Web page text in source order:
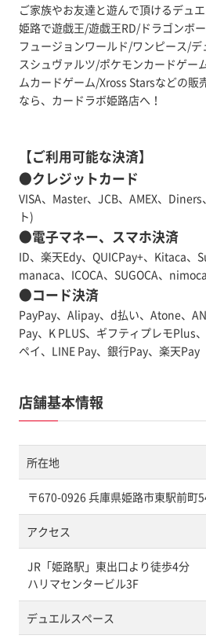
ご家族やお友達と遊んで頂けるデュ
姫路で遊戯王/遊戯王RD/ドラゴンボ
フュージョンワールド/ワンピース/
スシュヴァルツ/ポケモンカードゲー
ムカードゲーム/Xross Starsなどの販
なら、カードラボ姫路店へ！
【ご利用可能な決済】
●クレジットカード
VISA、Master、JCB、AMEX、
ト)
●電子マネー、スマホ決済
ID、楽天Edy、QUICPay+、Kitaca、
manaca、ICOCA、SUGOCA、
●コード決済
PayPay、Alipay、d払い、Atone、
Pay、K PLUS、ギフティプレモPlus
ペイ、LINE Pay、銀行Pay、楽天Pay
店舗基本情報
所在地
〒670-0926 兵庫県姫路市東駅前町
アクセス
JR「姫路駅」東出口より徒歩4分
ハリマセンタービル3F
デュエルスペース